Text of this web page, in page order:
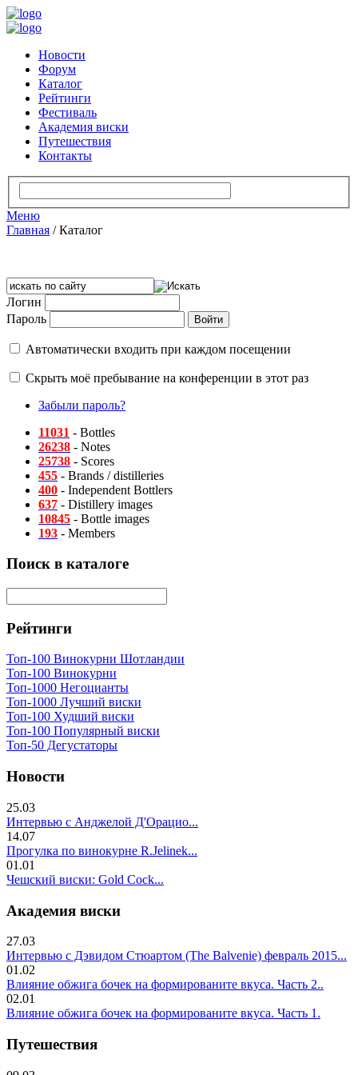
Новости
Форум
Каталог
Рейтинги
Фестиваль
Академия виски
Путешествия
Контакты
Меню
Главная /Каталог
Логин
Пароль
Автоматически входить при каждом посещении
Скрыть моё пребывание на конференции в этот раз
Забыли пароль?
11031 - Bottles
26238 - Notes
25738 - Scores
455 - Brands / distilleries
400 - Independent Bottlers
637 - Distillery images
10845 - Bottle images
193 - Members
Поиск в каталоге
Рейтинги
Топ-100 Винокурни Шотландии
Топ-100 Винокурни
Топ-1000 Негоцианты
Топ-1000 Лучший виски
Топ-100 Худший виски
Топ-100 Популярный виски
Топ-50 Дегустаторы
Новости
25.03
Интервью с Анджелой Д'Орацио...
14.07
Прогулка по винокурне R.Jelinek...
01.01
Чешский виски: Gold Cock...
Академия виски
27.03
Интервью с Дэвидом Стюартом (The Balvenie) февраль 2015...
01.02
Влияние обжига бочек на формированите вкуса. Часть 2..
02.01
Влияние обжига бочек на формированите вкуса. Часть 1.
Путешествия